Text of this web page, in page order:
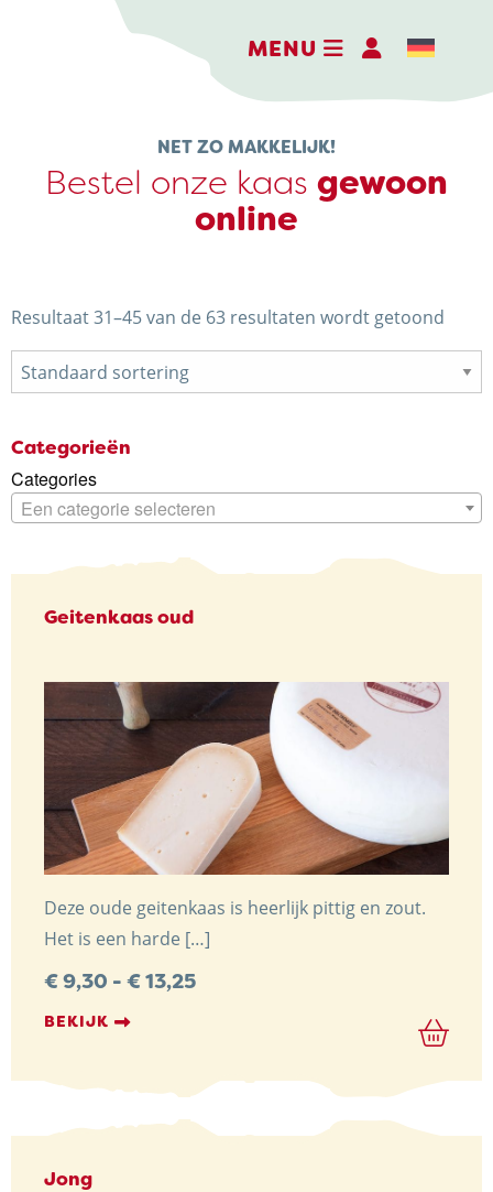
MENU
DE BELEEFBOERDERIJ
DE STOKERIJ
ACTIVITEITEN
LANDWINKEL
KERSTPAKKETTEN
WEBSHOP
NIEUWS & ACTUALITEITEN
CONTACT
Kaasboerderij Weenink
Eimersweg 3
7137 HG Lievelde
0544 37 14 46
info@kaasboerderijweenink.nl
NET ZO MAKKELIJK!
Bestel onze kaas gewoon
online
Resultaat 31–45 van de 63 resultaten wordt getoond
Categorieën
Categories
Een categorie selecteren
Geitenkaas oud
Deze oude geitenkaas is heerlijk pittig en zout.
Het is een harde […]
€9,30 - €13,25Prijsklasse:
BEKIJK
Jong